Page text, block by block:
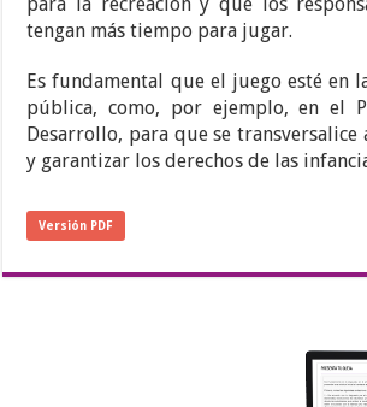
tengan más tiempo para jugar.
Es fundamental que el juego esté en
pública, como, por ejemplo, en el
Desarrollo, para que se
y garantizar los derechos de las
Versión PDF